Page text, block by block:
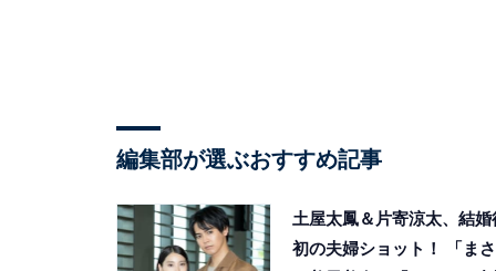
編集部が選ぶおすすめ記事
土屋太鳳＆片寄涼太、結婚
初の夫婦ショット！ 「まさ